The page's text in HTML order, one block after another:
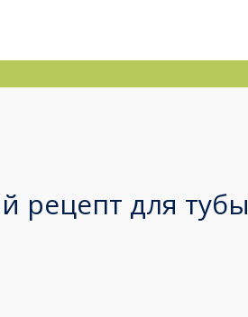
рецепт для тубы